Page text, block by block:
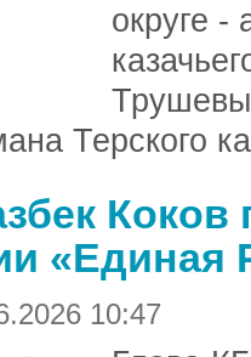
округе -
Терского
«Единая
10:47